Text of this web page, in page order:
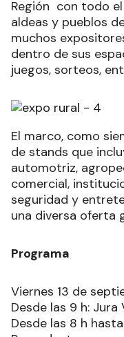
Región con todo
aldeas y pueblos
muchos
dentro de sus
juegos, sorteos,
El marco, como
de stands que
automotriz,
comercial,
seguridad y
una diversa oferta
Programa
Viernes 13 de
Desde las 9 h:
Desde las 8 h